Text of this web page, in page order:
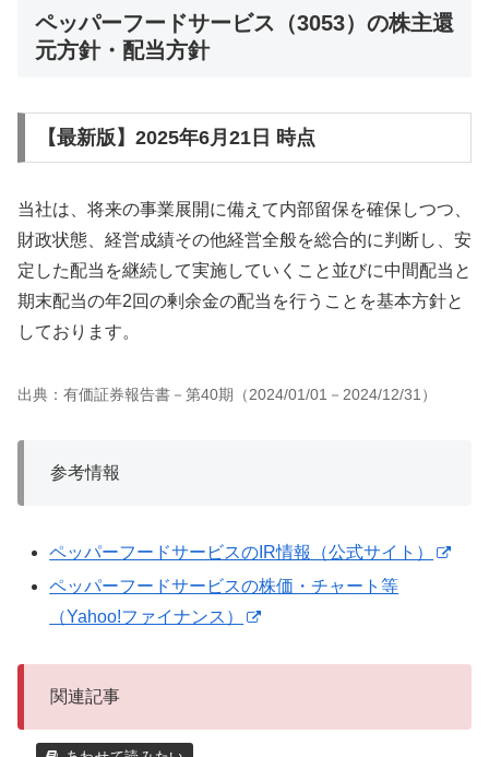
ペッパーフードサービス（3053）の株主還
元方針・配当方針
【最新版】2025年6月21日 時点
当社は、将来の事業展開に備えて内部留保を確保しつつ、
財政状態、経営成績その他経営全般を総合的に判断し、安
定した配当を継続して実施していくこと並びに中間配当と
期末配当の年2回の剰余金の配当を行うことを基本方針と
しております。
出典：有価証券報告書－第40期（2024/01/01－2024/12/31）
参考情報
ペッパーフードサービスのIR情報（公式サイト）
ペッパーフードサービスの株価・チャート等
（Yahoo!ファイナンス）
関連記事